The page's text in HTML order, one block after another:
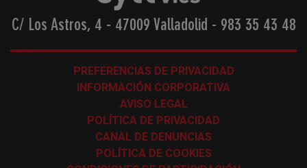
C/ Los Astros, 4 - 47009 Valladolid - 983 35 43 48
PREFERENCIAS DE PRIVACIDAD
INFORMACIÓN CORPORATIVA
AVISO LEGAL
POLÍTICA DE PRIVACIDAD
CANAL DE DENUNCIAS
POLÍTICA DE COOKIES